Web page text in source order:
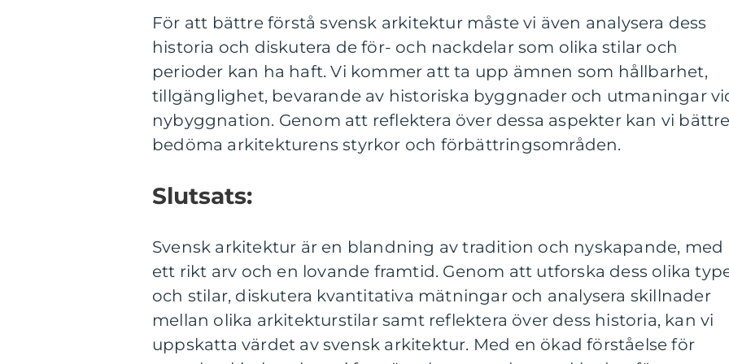
För att bättre förstå svensk arkitektur måste vi även analysera dess
historia och diskutera de för- och nackdelar som olika stilar och
perioder kan ha haft. Vi kommer att ta upp ämnen som hållbarhet,
tillgänglighet, bevarande av historiska byggnader och utmaningar
nybyggnation. Genom att reflektera över dessa aspekter kan vi bättre
bedöma arkitekturens styrkor och förbättringsområden.
Slutsats:
Svensk arkitektur är en blandning av tradition och nyskapande, med
ett rikt arv och en lovande framtid. Genom att utforska dess olika
och stilar, diskutera kvantitativa mätningar och analysera skillnader
mellan olika arkitekturstilar samt reflektera över dess historia, kan vi
uppskatta värdet av svensk arkitektur. Med en ökad förståelse för